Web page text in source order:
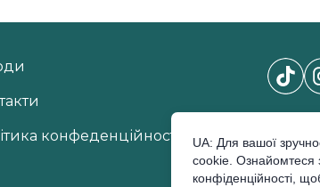
конфеденційності
UA: Для вашої
cookie. Ознайомтеся
конфіденційності,